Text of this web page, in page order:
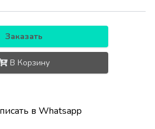
Заказать
В Корзину
в Whatsapp